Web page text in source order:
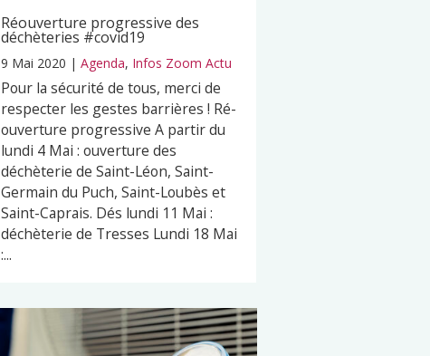
Réouverture progressive des
déchèteries #covid19
9 Mai 2020 |Agenda, Infos Zoom Actu
Pour la sécurité de tous, merci de
respecter les gestes barrières ! Ré-
ouverture progressive A partir du
lundi 4 Mai : ouverture des
déchèterie de Saint-Léon, Saint-
Germain du Puch, Saint-Loubès et
Saint-Caprais. Dés lundi 11 Mai :
déchèterie de Tresses Lundi 18 Mai
:...